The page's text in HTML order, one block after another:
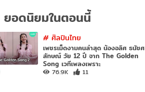
ยอดนิยมในตอนนี้
# ศิลปินไทย
เพชรเม็ดงามคนล่าสุด น้องอลิศ ธนัชศ
ลักษณ์ วัย 12 ปี จาก The Golden
Song เวทีเพลงเพราะ
76.9K 11